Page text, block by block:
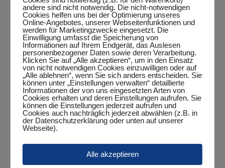
DETAILS
Datum:
September 18, 2024
Zeit:
20:15 Uhr - 22:15 Uhr
Veranstaltungskategorie:
Punktspiel
4. Herren – TuS Obenstrohe I SV Büppel II – 5. Herren
andere sind nicht notwendig. Die nicht-notwendigen
Cookies helfen uns bei der Optimierung unseres
Online-Angebotes, unserer Webseitenfunktionen und
werden für Marketingzwecke eingesetzt. Die
Einwilligung umfasst die Speicherung von
Informationen auf Ihrem Endgerät, das Auslesen
personenbezogener Daten sowie deren Verarbeitung.
Klicken Sie auf „Alle akzeptieren“, um in den Einsatz
von nicht notwendigen Cookies einzuwilligen oder auf
„Alle ablehnen“, wenn Sie sich anders entscheiden. Sie
können unter „Einstellungen verwalten“ detaillierte
Informationen der von uns eingesetzten Arten von
Cookies erhalten und deren Einstellungen aufrufen. Sie
können die Einstellungen jederzeit aufrufen und
Cookies auch nachträglich jederzeit abwählen (z.B. in
der Datenschutzerklärung oder unten auf unserer
Webseite).
Alle akzeptieren